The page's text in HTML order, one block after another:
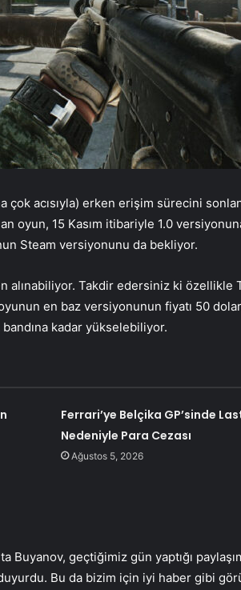
çok acısıyla) erken erişim sürecini
oyun, 15 Kasım itibariyle 1.0
Steam versiyonunu da bekliyor.
alınabiliyor. Takdir edersiniz ki özellikle
en baz versiyonunun fiyatı 50
kadar yükselebiliyor.
Ferrari’ye Belçika GP’sinde
Nedeniyle Para Cezası
Ağustos 5, 2026
Buyanov, geçtiğimiz gün yaptığı
Bu da bizim için iyi haber gibi